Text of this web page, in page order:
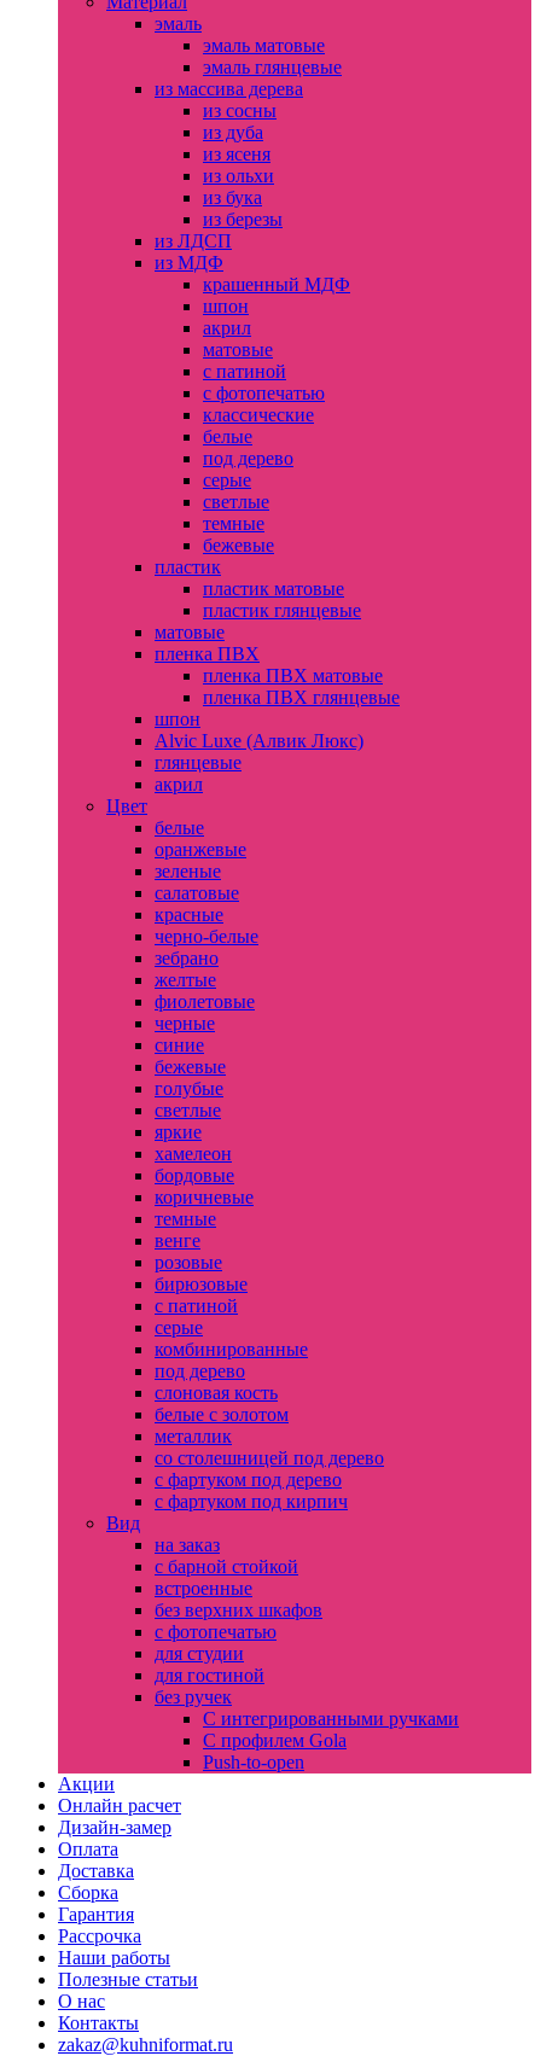
эмаль
эмаль матовые
эмаль глянцевые
из массива дерева
из сосны
из дуба
из ясеня
из ольхи
из бука
из березы
из ЛДСП
из МДФ
крашенный МДФ
шпон
акрил
матовые
с патиной
с фотопечатью
классические
белые
под дерево
серые
светлые
темные
бежевые
пластик
пластик матовые
пластик глянцевые
матовые
пленка ПВХ
пленка ПВХ матовые
пленка ПВХ глянцевые
шпон
Alvic Luxe (Алвик Люкс)
глянцевые
акрил
Цвет
белые
оранжевые
зеленые
салатовые
красные
черно-белые
зебрано
желтые
фиолетовые
черные
синие
бежевые
голубые
светлые
яркие
хамелеон
бордовые
коричневые
темные
венге
розовые
бирюзовые
с патиной
серые
комбинированные
под дерево
слоновая кость
белые с золотом
металлик
со столешницей под дерево
с фартуком под дерево
с фартуком под кирпич
Вид
на заказ
с барной стойкой
встроенные
без верхних шкафов
с фотопечатью
для студии
для гостиной
без ручек
С интегрированными ручками
С профилем Gola
Push-to-open
Акции
Онлайн расчет
Дизайн-замер
Оплата
Доставка
Сборка
Гарантия
Рассрочка
Наши работы
Полезные статьи
О нас
Контакты
zakaz@kuhniformat.ru